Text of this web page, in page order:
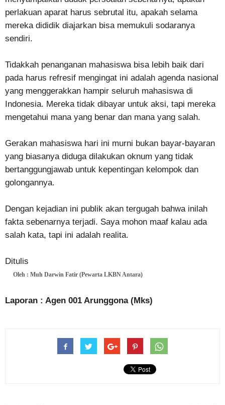
perlakuan aparat harus sebrutal itu, apakah selama
mereka dididik diajarkan bisa memukuli sodaranya
sendiri.
Tidakkah penanganan mahasiswa bisa lebih baik dari
pada harus refresif mengingat ini adalah agenda nasional
yang menggerakkan hampir seluruh mahasiswa di
Indonesia. Mereka tidak dibayar untuk aksi, tapi mereka
mengetahui mana yang benar dan mana yang salah.
Gerakan mahasiswa hari ini murni bukan bayar-bayaran
yang biasanya diduga dilakukan oknum yang tidak
bertanggungjawab untuk kepentingan kelompok dan
golongannya.
Dengan kejadian ini publik akan tergugah bahwa inilah
fakta sebenarnya terjadi. Saya mohon maaf kalau ada
salah kata, tapi ini adalah realita.
Ditulis
Oleh : Muh Darwin Fatir (Pewarta LKBN Antara)
Laporan : Agen 001 Arunggona (Mks)